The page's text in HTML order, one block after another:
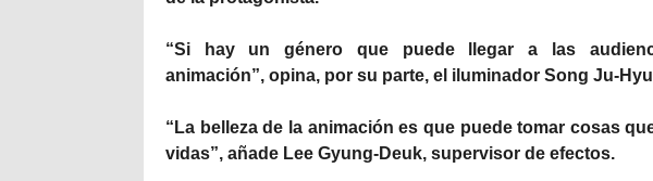
“Si hay un género que puede llegar a las
animación”, opina, por su parte, el iluminador Song Ju-
“La belleza de la animación es que puede tomar cosas
vidas”, añade Lee Gyung-Deuk, supervisor de efectos.